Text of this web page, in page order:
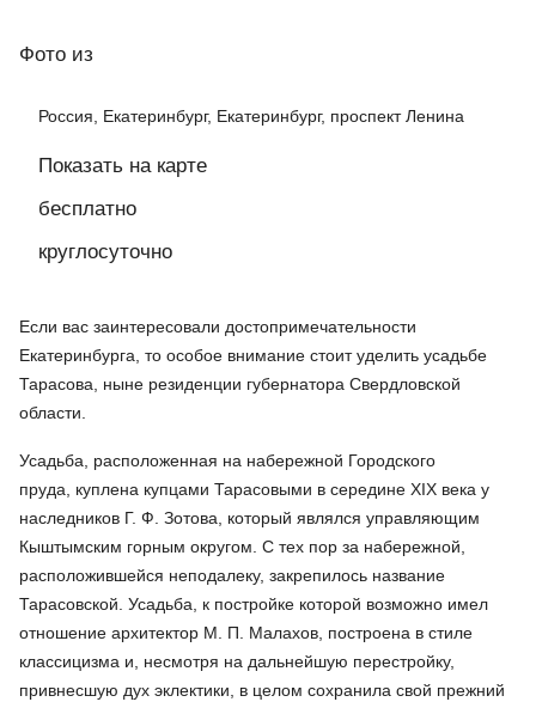
Фото из
Россия, Екатеринбург, Екатеринбург, проспект Ленина
Показать на карте
бесплатно
круглосуточно
Если вас заинтересовали достопримечательности
Екатеринбурга, то особое внимание стоит уделить усадьбе
Тарасова, ныне резиденции губернатора Свердловской
области.
Усадьба, расположенная на набережной Городского
пруда, куплена купцами Тарасовыми в середине XIX века у
наследников Г. Ф. Зотова, который являлся управляющим
Кыштымским горным округом. С тех пор за набережной,
расположившейся неподалеку, закрепилось название
Тарасовской. Усадьба, к постройке которой возможно имел
отношение архитектор М. П. Малахов, построена в стиле
классицизма и, несмотря на дальнейшую перестройку,
привнесшую дух эклектики, в целом сохранила свой прежний